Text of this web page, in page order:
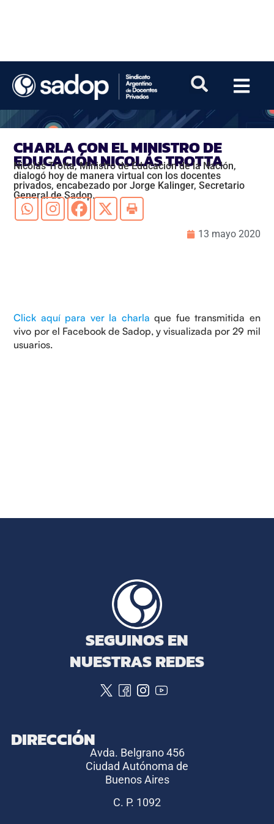
CHARLA CON EL MINISTRO DE
EDUCACIÓN NICOLÁS TROTTA
Nicolás Trotta, Ministro de Educación de la Nación,
dialogó hoy de manera virtual con los docentes
privados, encabezado por Jorge Kalinger, Secretario
General de Sadop.
13 mayo 2020
Click aquí para ver la charlaque fue transmitida en
vivo por el Facebook de Sadop, y visualizada por 29 mil
usuarios.
SEGUINOS EN
NUESTRAS REDES
DIRECCIÓN
Avda. Belgrano 456
Ciudad Autónoma de
Buenos Aires
C. P. 1092